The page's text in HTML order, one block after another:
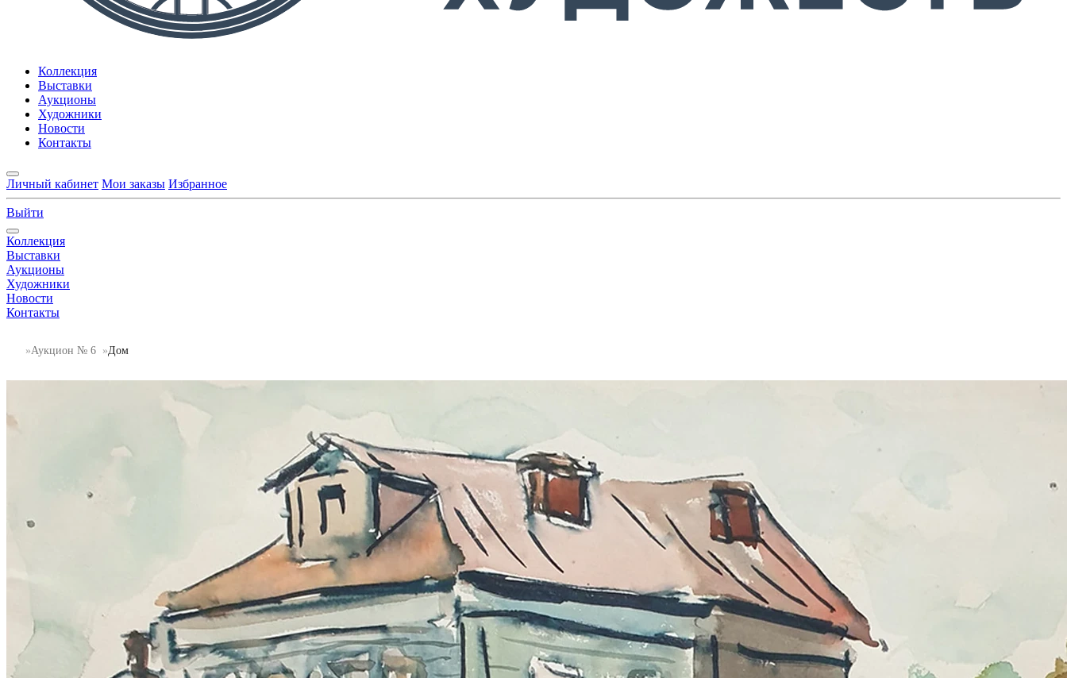
Коллекция
Выставки
Аукционы
Художники
Новости
Контакты
Личный кабинет Мои заказы Избранное
Выйти
Коллекция
Выставки
Аукционы
Художники
Новости
Контакты
Аукцион № 6 Дом